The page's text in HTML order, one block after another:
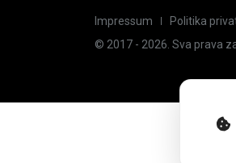
Impressum Politika
© 2017 - 2026 . Sva prava